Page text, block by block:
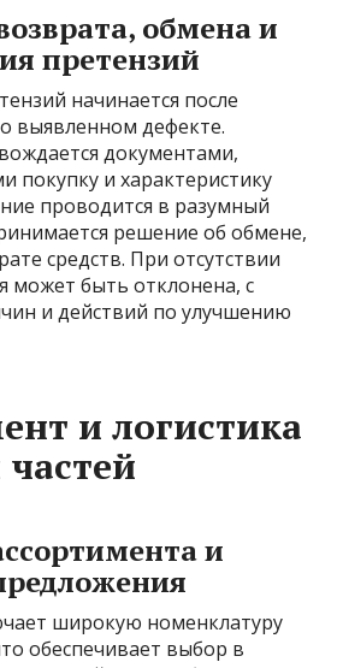
обмена и
претензий
начинается после
выявленном дефекте.
документами,
и характеристику
проводится в разумный
решение об обмене,
средств. При отсутствии
может быть отклонена, с
и действий по улучшению
и логистика
и
широкую номенклатуру
обеспечивает выбор в